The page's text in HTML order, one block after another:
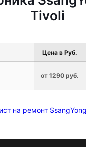
Tivoli
Цена в Руб.
от 1290 руб.
на ремонт